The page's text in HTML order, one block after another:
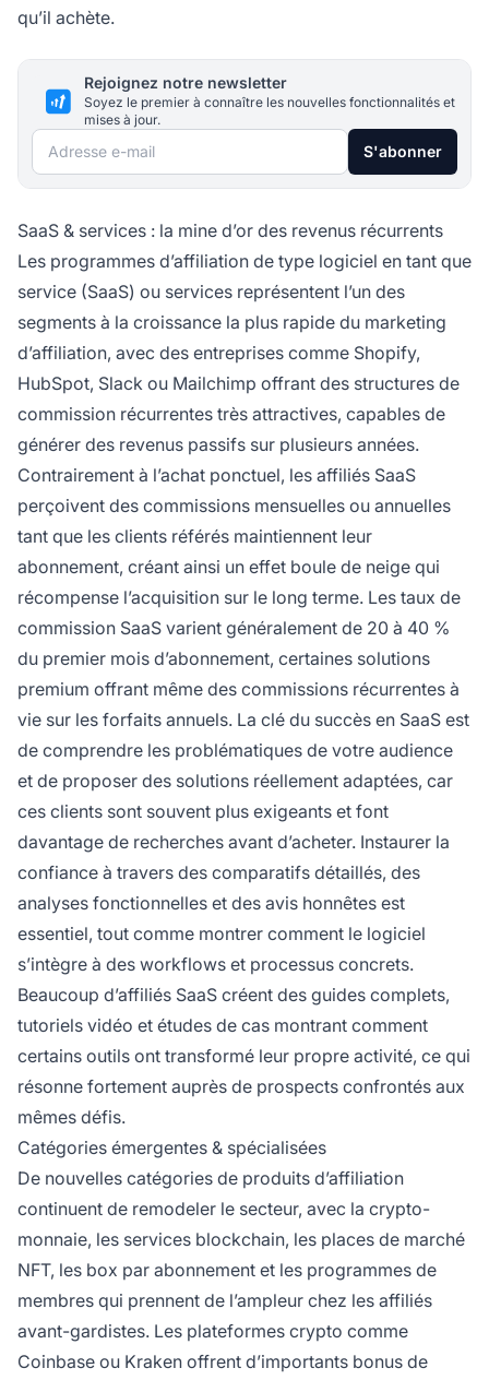
qu’il achète.
Rejoignez notre newsletter
Soyez le premier à connaître les nouvelles fonctionnalités et
mises à jour.
Adresse e-mail S'abonner
SaaS & services : la mine d’or des revenus récurrents
Les programmes d’affiliation de type logiciel en tant que
service (SaaS) ou services représentent l’un des
segments à la croissance la plus rapide du marketing
d’affiliation, avec des entreprises comme Shopify,
HubSpot, Slack ou Mailchimp offrant des structures de
commission récurrentes très attractives, capables de
générer des revenus passifs sur plusieurs années.
Contrairement à l’achat ponctuel, les affiliés SaaS
perçoivent des commissions mensuelles ou annuelles
tant que les clients référés maintiennent leur
abonnement, créant ainsi un effet boule de neige qui
récompense l’acquisition sur le long terme. Les taux de
commission SaaS varient généralement de 20 à 40 %
du premier mois d’abonnement, certaines solutions
premium offrant même des commissions récurrentes à
vie sur les forfaits annuels. La clé du succès en SaaS est
de comprendre les problématiques de votre audience
et de proposer des solutions réellement adaptées, car
ces clients sont souvent plus exigeants et font
davantage de recherches avant d’acheter. Instaurer la
confiance à travers des comparatifs détaillés, des
analyses fonctionnelles et des avis honnêtes est
essentiel, tout comme montrer comment le logiciel
s’intègre à des workflows et processus concrets.
Beaucoup d’affiliés SaaS créent des guides complets,
tutoriels vidéo et études de cas montrant comment
certains outils ont transformé leur propre activité, ce qui
résonne fortement auprès de prospects confrontés aux
mêmes défis.
Catégories émergentes & spécialisées
De nouvelles catégories de produits d’affiliation
continuent de remodeler le secteur, avec la crypto-
monnaie, les services blockchain, les places de marché
NFT, les box par abonnement et les programmes de
membres qui prennent de l’ampleur chez les affiliés
avant-gardistes. Les plateformes crypto comme
Coinbase ou Kraken offrent d’importants bonus de